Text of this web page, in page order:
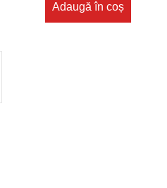
Adaugă în coș